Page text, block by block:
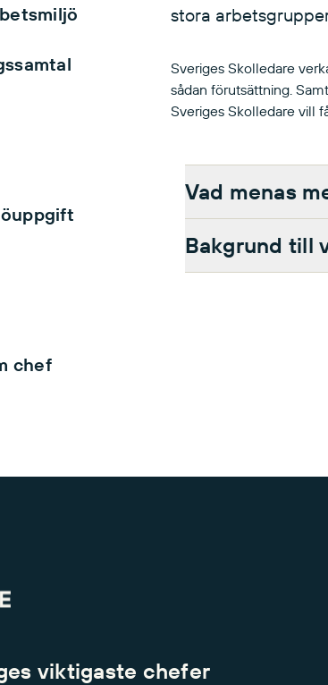
chef
stora
Sveriges Skolledare
sådan förutsättning.
Sveriges Skolledare vill
Vad menas
Bakgrund till
viktigaste chefer